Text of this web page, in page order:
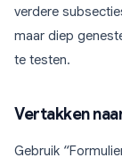
verdere
maar diep
te testen.
Vertakken
Gebruik